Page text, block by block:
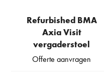
Refurbished BMA
Axia Visit
vergaderstoel
Offerte aanvragen